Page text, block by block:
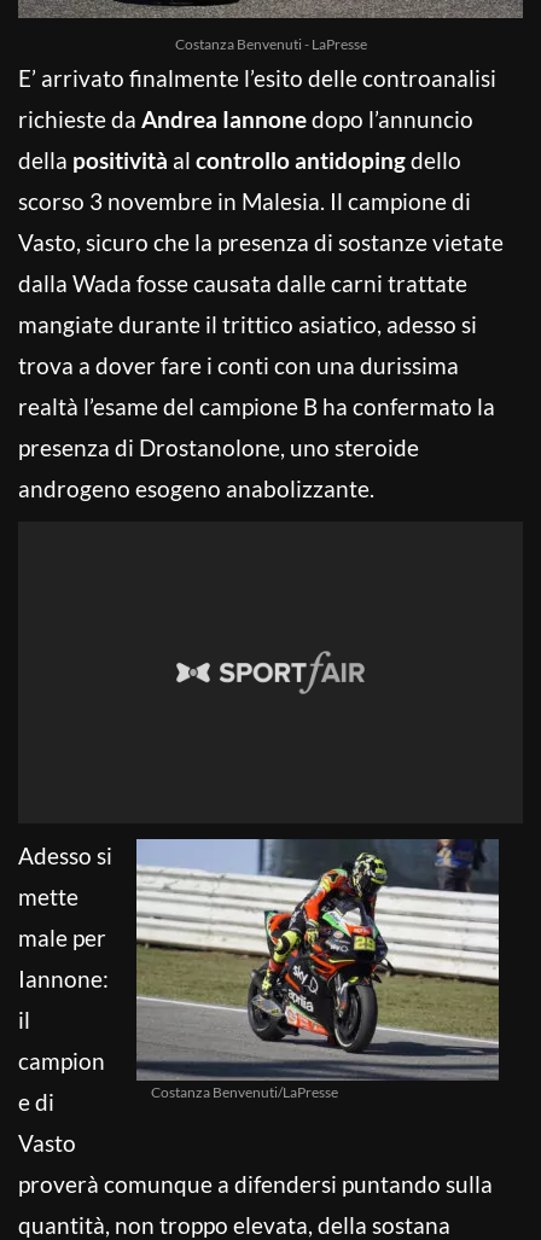
Costanza Benvenuti - LaPresse
E’ arrivato finalmente l’esito delle controanalisi
richieste da Andrea Iannonedopo l’annuncio
della positività al controllo antidopingdello
scorso 3 novembre in Malesia. Il campione di
Vasto, sicuro che la presenza di sostanze vietate
dalla Wada fosse causata dalle carni trattate
mangiate durante il trittico asiatico, adesso si
trova a dover fare i conti con una durissima
realtà l’esame del campione B ha confermato la
presenza di Drostanolone, uno steroide
androgeno esogeno anabolizzante.
Costanza Benvenuti/LaPresse
Adesso si
mette
male per
Iannone:
il
campion
e di
Vasto
proverà comunque a difendersi puntando sulla
quantità, non troppo elevata, della sostana